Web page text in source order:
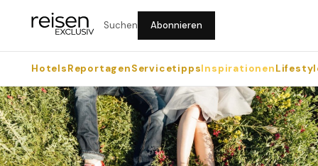
Suchen Abonnieren
HotelsReportagenServicetippsInspirationen